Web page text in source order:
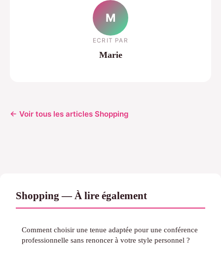
M
ECRIT PAR
Marie
← Voir tous les articles Shopping
Shopping — À lire également
Comment choisir une tenue adaptée pour une conférence
professionnelle sans renoncer à votre style personnel ?